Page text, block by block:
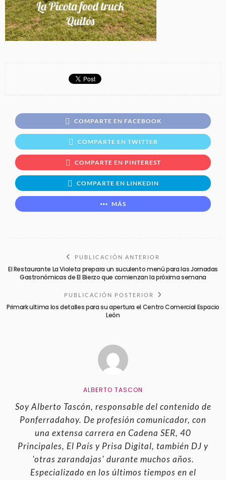
COMPARTE EN FACEBOOK
COMPARTE EN TWITTER
COMPARTE EN PINTEREST
COMPARTE EN LINKEDIN
MÁS
PUBLICACIÓN ANTERIOR
El Restaurante La Violeta prepara un suculento menú para las Jornadas
Gastronómicas de El Bierzo que comienzan la próxima semana
PUBLICACIÓN POSTERIOR
Primark ultima los detalles para su apertura el Centro Comercial Espacio
León
ALBERTO TASCON
Soy Alberto Tascón, responsable del contenido de
Ponferradahoy. De profesión comunicador, con
una extensa carrera en Cadena SER, 40
Principales, El País y Prisa Digital, también DJ y
'otras zarandajas' durante muchos años.
Especializado en los últimos tiempos en el